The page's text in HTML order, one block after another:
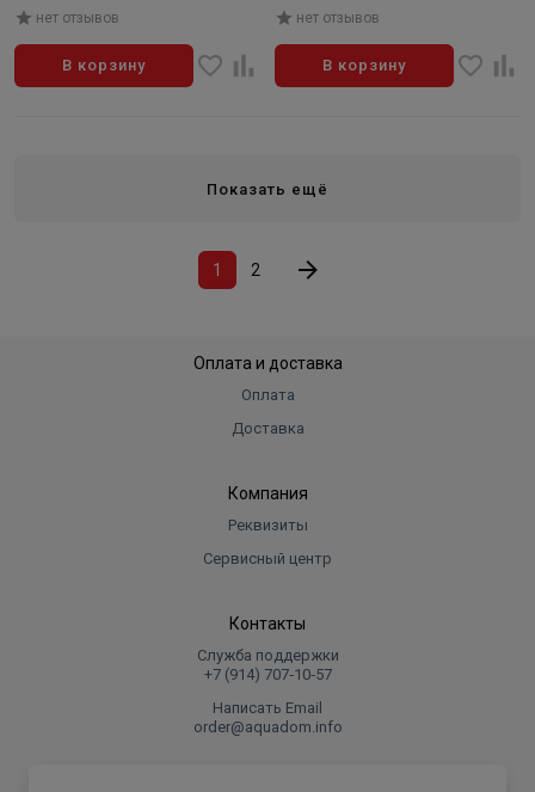
нет отзывов
В корзину
нет отзывов
В корзину
Показать ещё
1 2
Оплата и доставка
Оплата
Доставка
Компания
Реквизиты
Сервисный центр
Контакты
Служба поддержки
+7 (914) 707‑10‑57
Написать Email
order@aquadom.info